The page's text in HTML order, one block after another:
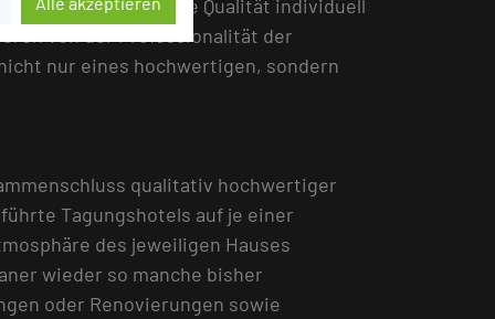
Ziel, die besondere Qualität individuell
von der Professionalität der
nur eines hochwertigen, sondern
qualitativ hochwertiger
Tagungshotels auf je einer
des jeweiligen Hauses
wieder so manche bisher
oder Renovierungen sowie